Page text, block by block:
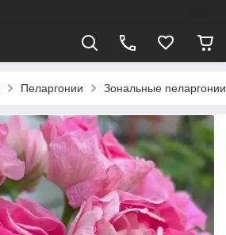
Пеларгонии Зональные пеларгонии